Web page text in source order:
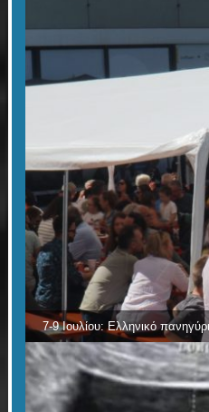
7-9 Ιουλίου: Ελληνικό